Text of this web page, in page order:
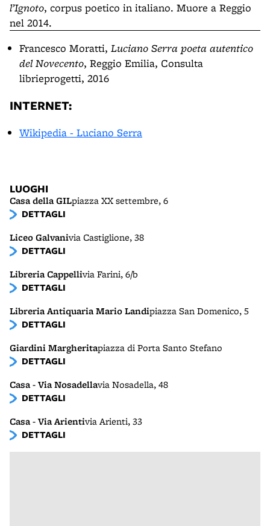
l’Ignoto, corpus poetico in italiano. Muore a Reggio
nel 2014.
Francesco Moratti, Luciano Serra poeta autentico
del Novecento, Reggio Emilia, Consulta
librieprogetti, 2016
INTERNET:
Wikipedia - Luciano Serra
LUOGHI
Casa della GILpiazza XX settembre, 6
DETTAGLI
Liceo Galvanivia Castiglione, 38
DETTAGLI
Libreria Cappellivia Farini, 6/b
DETTAGLI
Libreria Antiquaria Mario Landipiazza San Domenico, 5
DETTAGLI
Giardini Margheritapiazza di Porta Santo Stefano
DETTAGLI
Casa - Via Nosadellavia Nosadella, 48
DETTAGLI
Casa - Via Arientivia Arienti, 33
DETTAGLI